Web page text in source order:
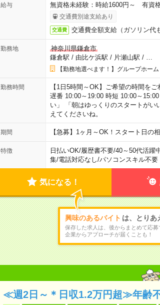
給与 無資格未経験：時給1600円～ 有資
交通費別途支給あり
交通費 交通費全額支給（ガソリン代
勤務地
神奈川県鎌倉市
鎌倉駅 / 由比ケ浜駅 / 片瀬山駅 /
【勤務地選べます！】グループホーム
勤務時間
【1日5時間～OK】ご希望の時間を
遅番 10:00～19:00 時短 10:00～
い」 「朝はゆっくりのスタートがい
えてくださいね。
期間 【急募】1ヶ月～OK！スタート日の
特徴 日払いOK/履歴書不要/40～50代活躍
集/電話対応なし/パソコンスキル不要
気になる！
興味のあるバイト は、とりあ
保存した求人は、後からまとめて応募
企業からアプローチが届くことも！
≪週2日～＊日収1.2万円超≫年齢